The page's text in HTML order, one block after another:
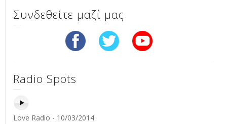
Συνδεθείτε μαζί μας
Radio Spots
Love Radio - 10/03/2014